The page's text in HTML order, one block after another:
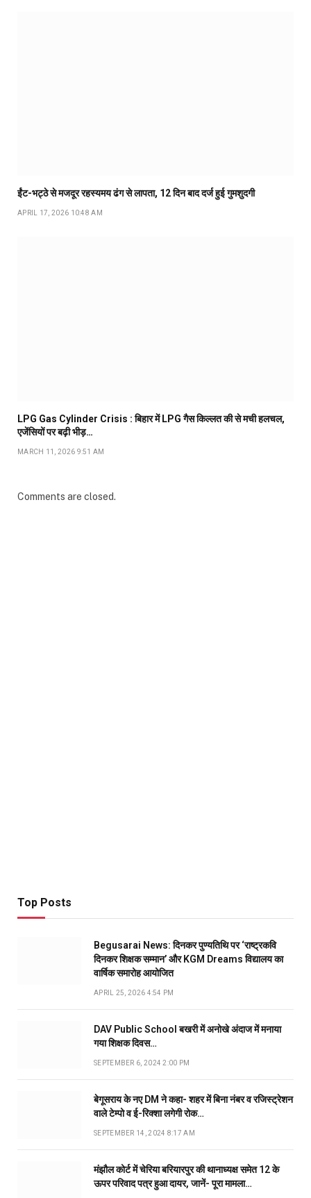
ईंट-भट्ठे से मजदूर रहस्यमय ढंग से लापता, 12 दिन बाद दर्ज हुई गुमशुदगी
APRIL 17, 2026 10:48 AM
LPG Gas Cylinder Crisis : बिहार में LPG गैस किल्लत की से मची हलचल,
एजेंसियों पर बढ़ी भीड़…
MARCH 11, 2026 9:51 AM
Comments are closed.
Top Posts
Begusarai News: दिनकर पुण्यतिथि पर ‘राष्ट्रकवि
दिनकर शिक्षक सम्मान’ और KGM Dreams विद्यालय का
वार्षिक समारोह आयोजित
APRIL 25, 2026 4:54 PM
DAV Public School बखरी में अनोखे अंदाज में मनाया
गया शिक्षक दिवस…
SEPTEMBER 6, 2024 2:00 PM
बेगूसराय के नए DM ने कहा- शहर में बिना नंबर व रजिस्ट्रेशन
वाले टेम्पो व ई-रिक्शा लगेगी रोक…
SEPTEMBER 14, 2024 8:17 AM
मंझौल कोर्ट में चेरिया बरियारपुर की थानाध्यक्ष समेत 12 के
ऊपर परिवाद पत्र हुआ दायर, जानें- पूरा मामला…